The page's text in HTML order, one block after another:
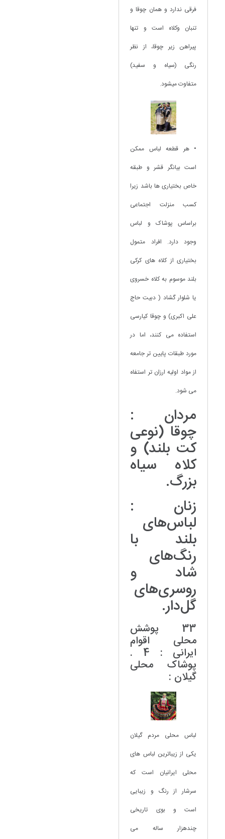
فرقی ندارد و همان چوقا و
تنبان وکلاه است و تنها
پیراهن زیر چوقا، از نظر
رنگی (سیاه و سفید)
متفاوت میشود.
• هر قطعه لباس ممکن
است بیانگر قشر و طبقه
خاص بختیاری ها باشد زیرا
کسب منزلت اجتماعی
براساس پوشاک و لباس
وجود دارد. افراد متمول
بختیاری از کلاه های کرکی
بلند موسوم به کلاه خسروی
یا شلوار گشاد ( دبیت حاج
علی اکبری) و چوقا کیارسی
استفاده می کنند، اما در
مورد طبقات پایین تر جامعه
از مواد اولیه ارزان تر استفاه
می شود.
مردان :
چوقا (نوعی
کت بلند) و
کلاه سیاه
بزرگ.
زنان :
لباس‌های
بلند با
رنگ‌های
شاد و
روسری‌های
گل‌دار.
33 پوشش
محلی اقوام
ایرانی : 4 .
پوشاک محلی
گیلان :
لباس محلی مردم گیلان
یکی از زیباترین لباس های
محلی ایرانیان است که
سرشار از رنگ و زیبایی
است و بوی تاریخی
چندهزار ساله می